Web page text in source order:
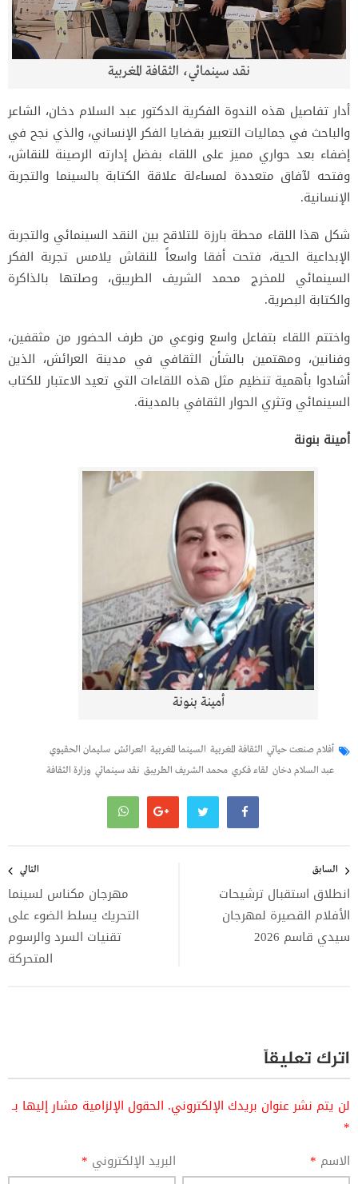
نقد سينمائي، الثقافة المغربية
أدار تفاصيل هذه الندوة الفكرية الدكتور عبد السلام دخان، الشاعر
والباحث في جماليات التعبير بقضايا الفكر الإنساني، والذي نجح في
إضفاء بعد حواري مميز على اللقاء بفضل إدارته الرصينة للنقاش،
وفتحه لآفاق متعددة لمساءلة علاقة الكتابة بالسينما والتجربة
الإنسانية.
شكل هذا اللقاء محطة بارزة للتلاقح بين النقد السينمائي والتجربة
الإبداعية الحية، فتحت أفقا واسعاً للنقاش يلامس تجربة الفكر
السينمائي للمخرج محمد الشريف الطريبق، وصلتها بالذاكرة
والكتابة البصرية.
واختتم اللقاء بتفاعل واسع ونوعي من طرف الحضور من مثقفين،
وفنانين، ومهتمين بالشأن الثقافي في مدينة العرائش، الذين
أشادوا بأهمية تنظيم مثل هذه اللقاءات التي تعيد الاعتبار للكتاب
السينمائي وتثري الحوار الثقافي بالمدينة.
أمينة بنونة
أمينة بنونة
أفلام صنعت حياتي الثقافة المغربية السينما المغربية العرائش سليمان الحقيوي
عبد السلام دخان لقاء فكري محمد الشريف الطريبق نقد سينمائي وزارة الثقافة
المقالات
السابق
انطلاق استقبال ترشيحات
الأفلام القصيرة لمهرجان
سيدي قاسم 2026
التالي
مهرجان مكناس لسينما
التحريك يسلط الضوء على
تقنيات السرد والرسوم
المتحركة
اترك تعليقاً
لن يتم نشر عنوان بريدك الإلكتروني. الحقول الإلزامية مشار إليها بـ
*
الاسم * البريد الإلكتروني *